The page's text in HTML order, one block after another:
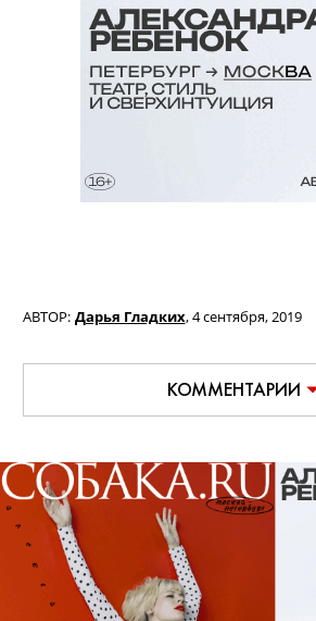
АВТОР: Дарья Гладких,4 сентября, 2019
КОММЕНТАРИИ